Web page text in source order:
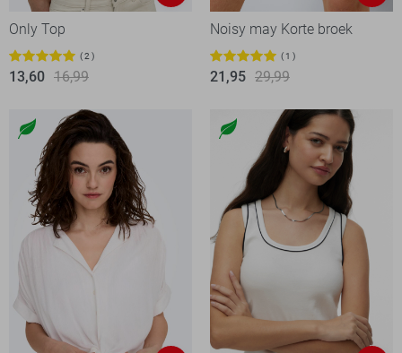
Only Top
2
13,60 16,99
Noisy may Korte broek
1
21,95 29,99